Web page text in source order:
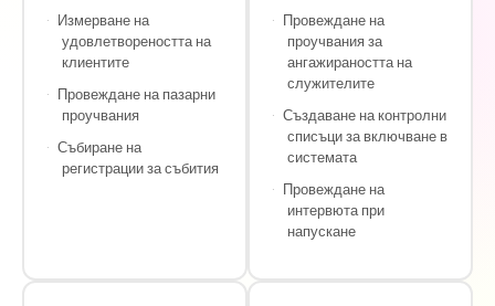
· Измерване на
удовлетвореността на
клиентите
· Провеждане на пазарни
проучвания
· Събиране на
регистрации за събития
· Провеждане на
проучвания за
ангажираността на
служителите
· Създаване на контролни
списъци за включване в
системата
· Провеждане на
интервюта при
напускане